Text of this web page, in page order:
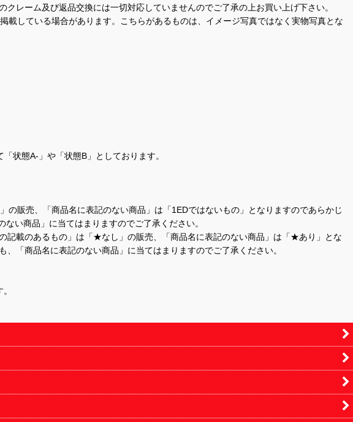
レーム及び返品交換には一切対応していませんのでご了承の上お買い上げ下さい。
している場合があります。こちらがあるものは、イメージ写真ではなく実物写真とな
状態A-」や「状態B」としております。
販売、「商品名に表記のない商品」は「1EDではないもの」となりますのであらかじ
い商品」に当てはまりますのでご了承ください。
載のあるもの」は「★なし」の販売、「商品名に表記のない商品」は「★あり」とな
「商品名に表記のない商品」に当てはまりますのでご了承ください。